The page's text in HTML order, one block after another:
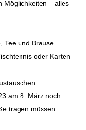
Möglichkeiten – alles
Tee und Brause
oder Karten
am 8. März noch
tragen müssen